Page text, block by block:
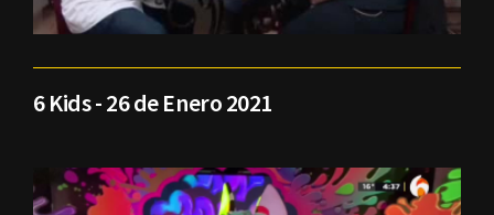
6 Kids - 26 de Enero 2021